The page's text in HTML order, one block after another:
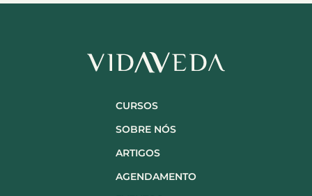
CURSOS
SOBRE NÓS
ARTIGOS
AGENDAMENTO